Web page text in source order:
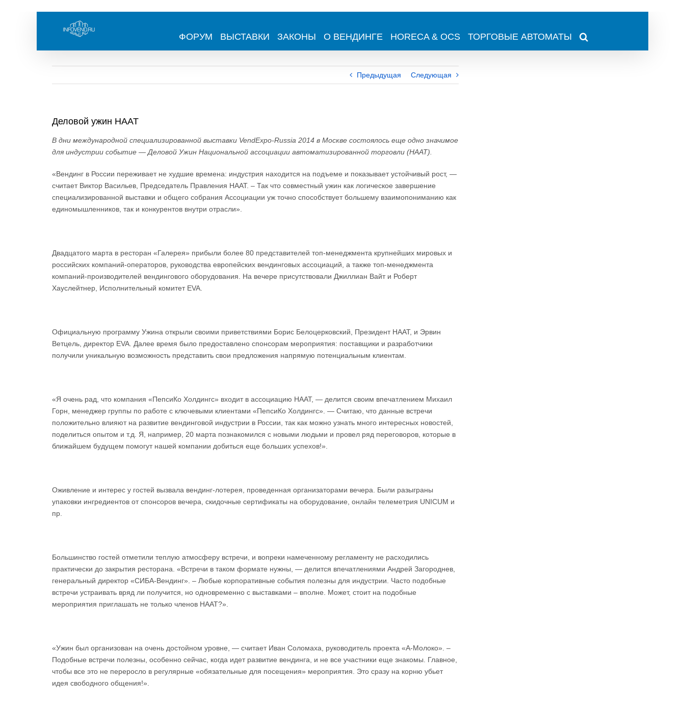
content
ФОРУМ ВЫСТАВКИ ЗАКОНЫ О ВЕНДИНГЕ HORECA & OCS ТОРГОВЫЕ АВТОМАТЫ
Предыдущая Следующая
Деловой ужин НААТ
В дни международной специализированной выставки VendExpo-Russia 2014 в Москве состоялось еще одно значимое
для индустрии событие — Деловой Ужин Национальной ассоциации автоматизированной торговли (НААТ).
«Вендинг в России переживает не худшие времена: индустрия находится на подъеме и показывает устойчивый рост, —
считает Виктор Васильев, Председатель Правления НААТ. – Так что совместный ужин как логическое завершение
специализированной выставки и общего собрания Ассоциации уж точно способствует большему взаимопониманию как
единомышленников, так и конкурентов внутри отрасли».
Двадцатого марта в ресторан «Галерея» прибыли более 80 представителей топ-менеджмента крупнейших мировых и
российских компаний-операторов, руководства европейских вендинговых ассоциаций, а также топ-менеджмента
компаний-производителей вендингового оборудования. На вечере присутствовали Джиллиан Вайт и Роберт
Хауслейтнер, Исполнительный комитет EVA.
Официальную программу Ужина открыли своими приветствиями Борис Белоцерковский, Президент НААТ, и Эрвин
Ветцель, директор EVA. Далее время было предоставлено спонсорам мероприятия: поставщики и разработчики
получили уникальную возможность представить свои предложения напрямую потенциальным клиентам.
«Я очень рад, что компания «ПепсиКо Холдингс» входит в ассоциацию НААТ, — делится своим впечатлением Михаил
Горн, менеджер группы по работе с ключевыми клиентами «ПепсиКо Холдингс». — Считаю, что данные встречи
положительно влияют на развитие вендинговой индустрии в России, так как можно узнать много интересных новостей,
поделиться опытом и т.д. Я, например, 20 марта познакомился с новыми людьми и провел ряд переговоров, которые в
ближайшем будущем помогут нашей компании добиться еще больших успехов!».
Оживление и интерес у гостей вызвала вендинг-лотерея, проведенная организаторами вечера. Были разыграны
упаковки ингредиентов от спонсоров вечера, скидочные сертификаты на оборудование, онлайн телеметрия UNICUM и
пр.
Большинство гостей отметили теплую атмосферу встречи, и вопреки намеченному регламенту не расходились
практически до закрытия ресторана. «Встречи в таком формате нужны, — делится впечатлениями Андрей Загороднев,
генеральный директор «СИБА-Вендинг». – Любые корпоративные события полезны для индустрии. Часто подобные
встречи устраивать вряд ли получится, но одновременно с выставками – вполне. Может, стоит на подобные
мероприятия приглашать не только членов НААТ?».
«Ужин был организован на очень достойном уровне, — считает Иван Соломаха, руководитель проекта «А-Молоко». –
Подобные встречи полезны, особенно сейчас, когда идет развитие вендинга, и не все участники еще знакомы. Главное,
чтобы все это не переросло в регулярные «обязательные для посещения» мероприятия. Это сразу на корню убьет
идея свободного общения!».